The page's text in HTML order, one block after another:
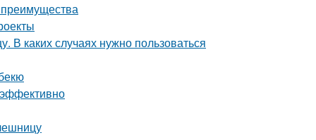
В каких случаях нужно пользоваться